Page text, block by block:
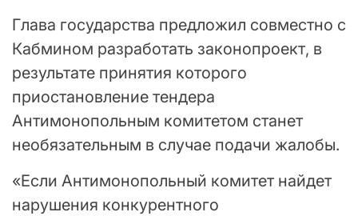
Глава государства предложил совместно с
Кабмином разработать законопроект, в
результате принятия которого
приостановление тендера
Антимонопольным комитетом станет
необязательным в случае подачи жалобы.
«Если Антимонопольный комитет найдет
нарушения конкурентного